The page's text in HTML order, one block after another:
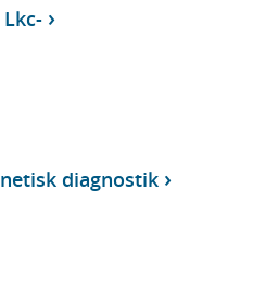
diagnostik